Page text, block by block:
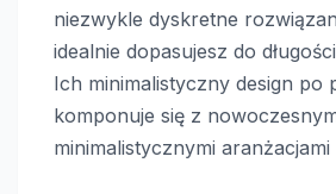
niezwykle dyskretne
idealnie dopasujesz do
Ich minimalistyczny design po
komponuje się z
minimalistycznymi